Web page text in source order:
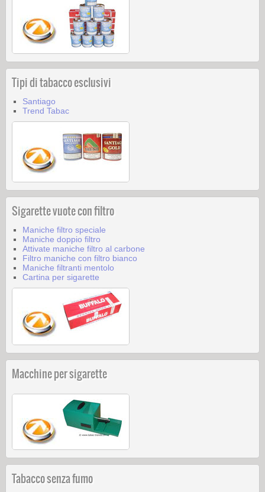
Tipi di tabacco esclusivi
Santiago
Trend Tabac
Sigarette vuote con filtro
Maniche filtro speciale
Maniche doppio filtro
Attivate maniche filtro al carbone
Filtro maniche con filtro bianco
Maniche filtranti mentolo
Cartina per sigarette
Macchine per sigarette
Tabacco senza fumo